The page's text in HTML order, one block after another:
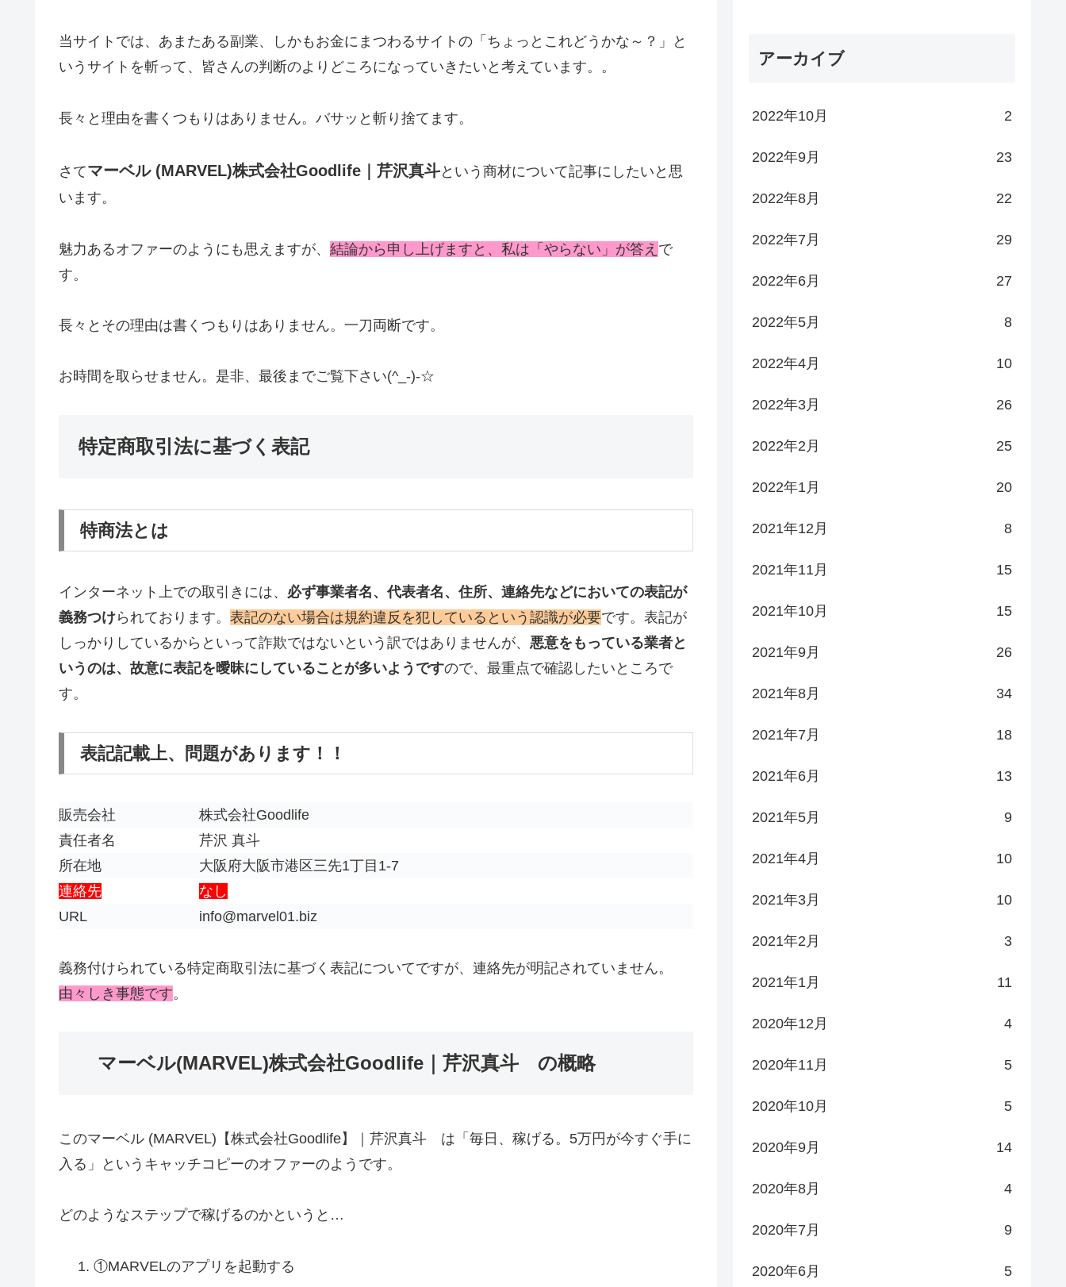
当サイトでは、あまたある副業、しかもお金にまつわるサイトの「ちょっとこれどうかな～？」と
いうサイトを斬って、皆さんの判断のよりどころになっていきたいと考えています。。
長々と理由を書くつもりはありません。バサッと斬り捨てます。
さてマーベル (MARVEL)株式会社Goodlife｜芹沢真斗という商材について記事にしたいと思
います。
魅力あるオファーのようにも思えますが、 結論から申し上げますと、私は「やらない」が答え で
す。
長々とその理由は書くつもりはありません。一刀両断です。
お時間を取らせません。是非、最後までご覧下さい(^_-)-☆
特定商取引法に基づく表記
特商法とは
インターネット上での取引きには、 必ず事業者名、代表者名、住所、連絡先などにおいての表記が
義務つけられております。 表記のない場合は規約違反を犯しているという認識が必要です。表記が
しっかりしているからといって詐欺ではないという訳ではありませんが、 悪意をもっている業者と
いうのは、故意に表記を曖昧にしていることが多いようですので、最重点で確認したいところで
す。
表記記載上、問題があります！！
販売会社
株式会社Goodlife
責任者名
芹沢 真斗
所在地
大阪府大阪市港区三先1丁目1-7
連絡先
なし
URL
info@marvel01.biz
義務付けられている特定商取引法に基づく表記についてですが、連絡先が明記されていません。
由々しき事態です。
マーベル(MARVEL)株式会社Goodlife｜芹沢真斗 の概略
このマーベル (MARVEL)【株式会社Goodlife】｜芹沢真斗 は「毎日、稼げる。5万円が今すぐ手に
入る」というキャッチコピーのオファーのようです。
どのようなステップで稼げるのかというと…
①MARVELのアプリを起動する
アーカイブ
2022年10月 2
2022年9月 23
2022年8月 22
2022年7月 29
2022年6月 27
2022年5月 8
2022年4月 10
2022年3月 26
2022年2月 25
2022年1月 20
2021年12月 8
2021年11月 15
2021年10月 15
2021年9月 26
2021年8月 34
2021年7月 18
2021年6月 13
2021年5月 9
2021年4月 10
2021年3月 10
2021年2月 3
2021年1月 11
2020年12月 4
2020年11月 5
2020年10月 5
2020年9月 14
2020年8月 4
2020年7月 9
2020年6月 5